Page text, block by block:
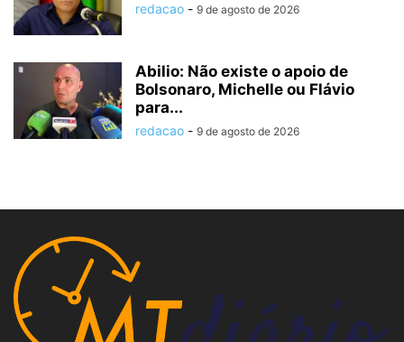
redacao - 9 de agosto de 2026
Abilio: Não existe o apoio de
Bolsonaro, Michelle ou Flávio
para...
redacao - 9 de agosto de 2026